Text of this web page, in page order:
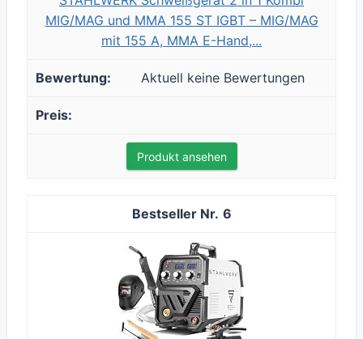
MIG/MAG und MMA 155 ST IGBT – MIG/MAG
mit 155 A, MMA E-Hand,...
Aktuell keine Bewertungen
Produkt ansehen
6